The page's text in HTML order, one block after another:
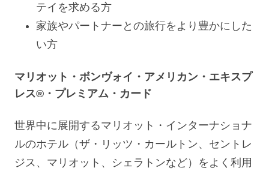
テイを求める方
家族やパートナーとの旅行をより豊かにした
い方
マリオット・ボンヴォイ・アメリカン・エキスプ
レス®・プレミアム・カード
世界中に展開するマリオット・インターナショナ
ルのホテル（ザ・リッツ・カールトン、セントレ
ジス、マリオット、シェラトンなど）をよく利用